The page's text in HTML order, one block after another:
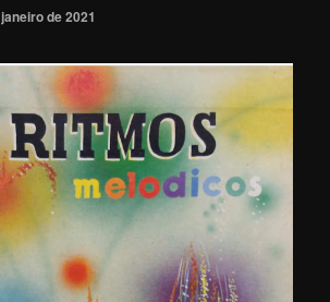
de 2021